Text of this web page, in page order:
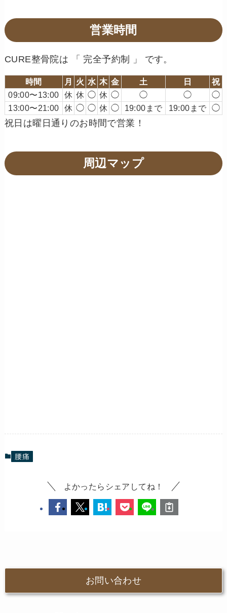
営業時間
CURE整骨院は 「 完全予約制 」 です。
時間 月 火 水 木 金 土 日
祝
09:00〜13:00
休 休 ◯ 休 ◯ ◯ ◯
◯
13:00〜21:00
休 ◯ ◯ 休 ◯ 19:00まで 19:00まで ◯
祝日は曜日通りのお時間で営業！
周辺マップ
腰痛
よかったらシェアしてね！
お問い合わせ